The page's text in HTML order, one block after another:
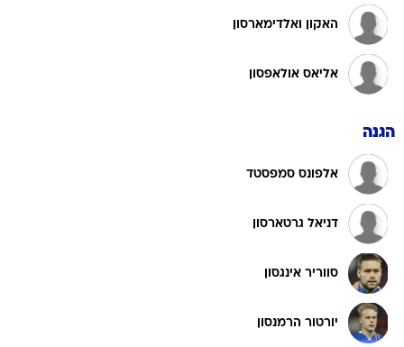
האקון ואלדימארסון
אליאס אולאפסון
הגנה
אלפונס סמפסטד
דניאל גרטארסון
סווריר אינגסון
יורטור הרמנסון